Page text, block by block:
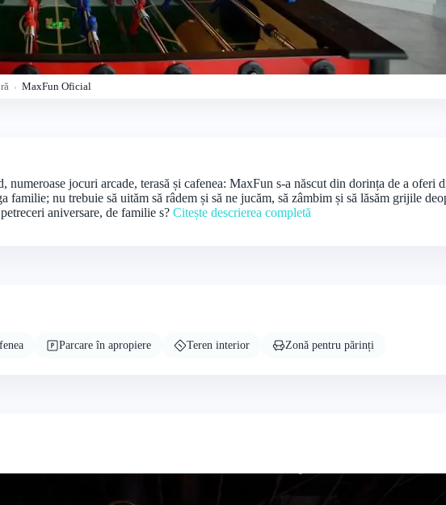
MaxFun Oficial
jocuri arcade, terasă și cafenea: MaxFun s-a născut din dorința de a oferi
familie; nu trebuie să uităm să râdem și să ne jucăm, să zâmbim și să lăsăm grijile
aniversare, de familie s? Citește descrierea completă
Parcare în apropiere Teren interior Zonă pentru părinți